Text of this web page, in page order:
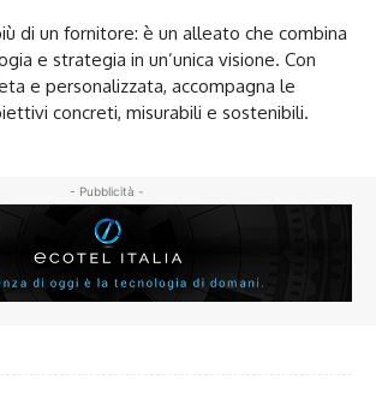
di un fornitore: è un alleato che combina
e strategia in un’unica visione. Con
e personalizzata, accompagna le
concreti, misurabili e sostenibili.
- Pubblicità -